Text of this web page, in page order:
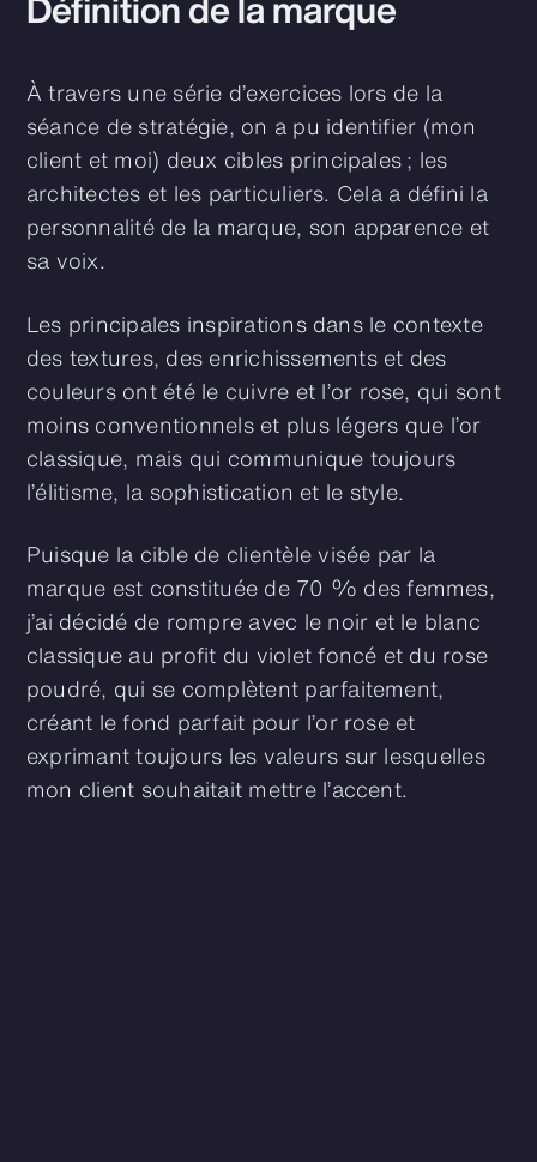
Définition de la marque
À travers une série d’exercices lors de la
séance de stratégie, on a pu identifier (mon
client et moi) deux cibles principales ; les
architectes et les particuliers. Cela a défini la
personnalité de la marque, son apparence et
sa voix.
Les principales inspirations dans le contexte
des textures, des enrichissements et des
couleurs ont été le cuivre et l’or rose, qui sont
moins conventionnels et plus légers que l’or
classique, mais qui communique toujours
l’élitisme, la sophistication et le style.
Puisque la cible de clientèle visée par la
marque est constituée de 70 % des femmes,
j’ai décidé de rompre avec le noir et le blanc
classique au profit du violet foncé et du rose
poudré, qui se complètent parfaitement,
créant le fond parfait pour l’or rose et
exprimant toujours les valeurs sur lesquelles
mon client souhaitait mettre l’accent.